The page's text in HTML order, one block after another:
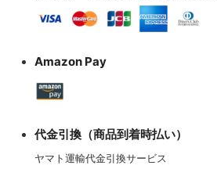
カールコード
リボン・ツイスト・フラットケーブル
平編銅線
電設資材 特価処分品
各種コネクター類
各種配線材
各種チューブ
デジタル＆クロックケーブル
各種コネクター
切り売りケーブル
インターコネクトケーブル切り売り
デジタルケーブル
デジタルケーブル切り売り
ケーブルアクセサリー
Amazon Pay
代金引換（商品到着時払い）
ヤマト運輸代金引換サービス